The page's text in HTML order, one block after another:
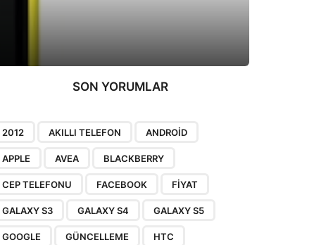
SON YORUMLAR
2012 AKILLI TELEFON ANDROID
APPLE AVEA BLACKBERRY
CEP TELEFONU FACEBOOK FIYAT
GALAXY S3 GALAXY S4 GALAXY S5
GOOGLE GÜNCELLEME HTC